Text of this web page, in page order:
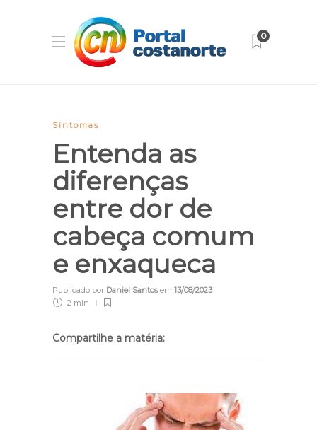
0
Sintomas
Entenda as
diferenças
entre dor de
cabeça comum
e enxaqueca
Publicado por Daniel Santosem 13/08/2023
2 min
Compartilhe a matéria: